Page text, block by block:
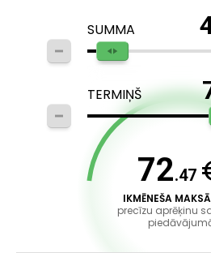
SUMMA
TERMIŅŠ
72.47
IKMĒNEŠA
precīzu aprēķinu